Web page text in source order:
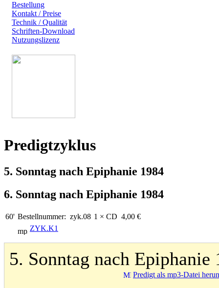
Bestellung
Kontakt / Preise
Technik / Qualität
Schriften-Download
Nutzungslizenz
Predigtzyklus
5. Sonntag nach Epiphanie 1984
6. Sonntag nach Epiphanie 1984
60' Bestellnummer: zyk.08 1 × CD 4,00 €
ZYK.K1
5. Sonntag nach Epiphanie
Predigt als mp3-Datei